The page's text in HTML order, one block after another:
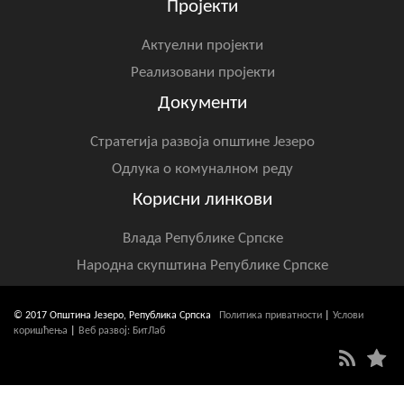
Пројекти
Актуелни пројекти
Реализовани пројекти
Документи
Стратегија развоја општине Језеро
Одлука о комуналном реду
Корисни линкови
Влада Републике Српске
Народна скупштина Републике Српске
© 2017 Општина Језеро, Република Српска Политика приватности
Услови
коришћења
Веб развој: БитЛаб